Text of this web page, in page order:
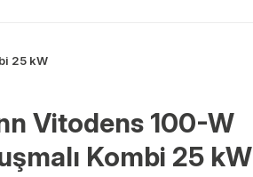
25 kW
Vitodens 100-W
Kombi 25 kW